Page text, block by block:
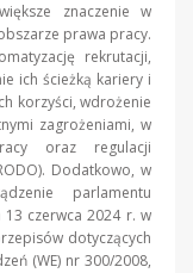
znaczenie w
prawa pracy.
rekrutacji,
ich ścieżką kariery i
korzyści, wdrożenie
zagrożeniami, w
oraz regulacji
Dodatkowo, w
parlamentu
13 czerwca 2024 r. w
dotyczących
(WE) nr 300/2008,